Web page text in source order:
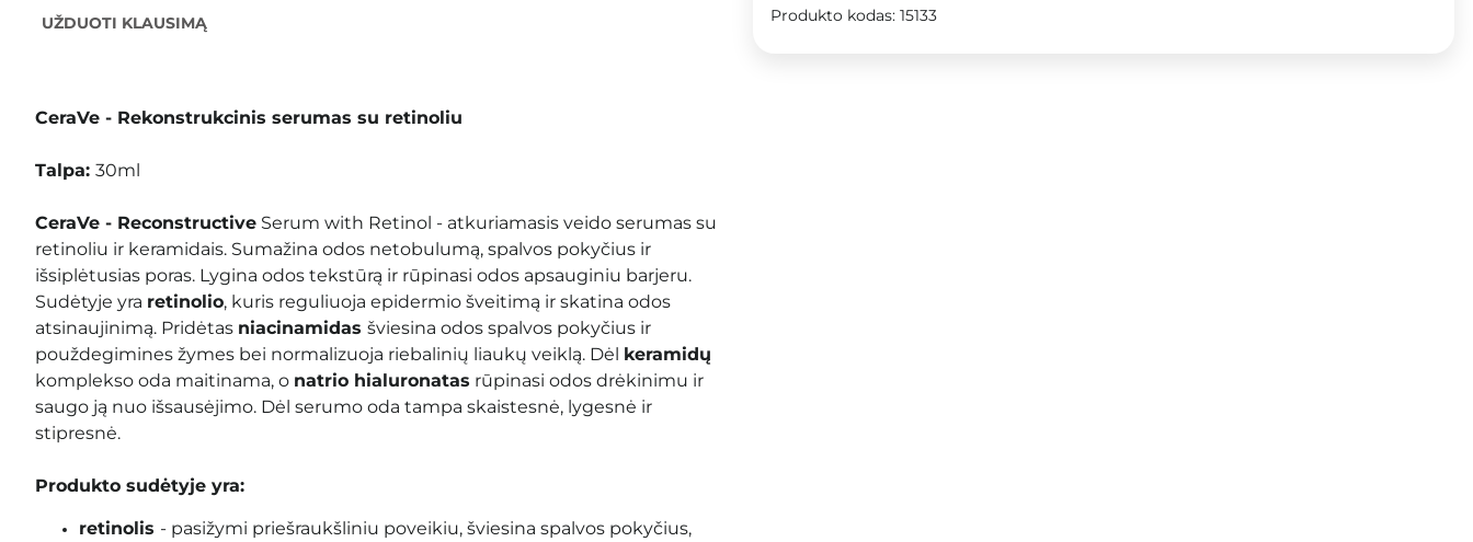
UŽDUOTI KLAUSIMĄ
CeraVe - Rekonstrukcinis serumas su retinoliu
Talpa: 30ml
CeraVe - Reconstructive Serum with Retinol - atkuriamasis veido serumas su
retinoliu ir keramidais. Sumažina odos netobulumą, spalvos pokyčius ir
išsiplėtusias poras. Lygina odos tekstūrą ir rūpinasi odos apsauginiu barjeru.
Sudėtyje yra retinolio, kuris reguliuoja epidermio šveitimą ir skatina odos
atsinaujinimą. Pridėtas niacinamidas šviesina odos spalvos pokyčius ir
použdegimines žymes bei normalizuoja riebalinių liaukų veiklą. Dėl keramidų
komplekso oda maitinama, o natrio hialuronatas rūpinasi odos drėkinimu ir
saugo ją nuo išsausėjimo. Dėl serumo oda tampa skaistesnė, lygesnė ir
stipresnė.
Produkto sudėtyje yra:
retinolis - pasižymi priešraukšliniu poveikiu, šviesina spalvos pokyčius,
Produkto kodas: 15133